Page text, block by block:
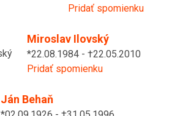
Pridať spomienku
Miroslav Ilovský
*22.08.1984 - †22.05.2010
Pridať spomienku
Ján Behaň